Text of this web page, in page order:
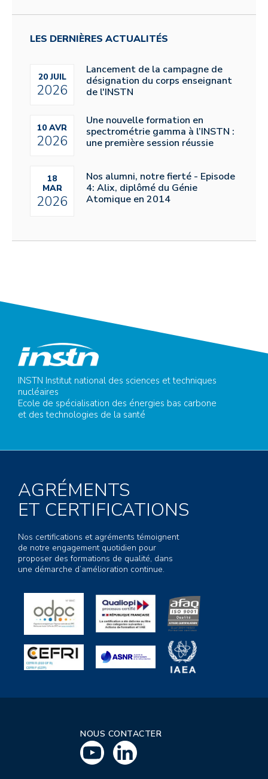
LES DERNIÈRES ACTUALITÉS
20 JUIL
2026
Lancement de la campagne de
désignation du corps enseignant
de l'INSTN
10 AVR
2026
Une nouvelle formation en
spectrométrie gamma à l’INSTN :
une première session réussie
18
MAR
2026
Nos alumni, notre fierté - Episode
4: Alix, diplômé du Génie
Atomique en 2014
INSTN Institut national des sciences et techniques
nucléaires
Ecole de spécialisation des énergies bas carbone
et des technologies de la santé
AGRÉMENTS
ET CERTIFICATIONS
Nos certifications et agréments témoignent
de notre engagement quotidien pour
proposer des formations de qualité, dans
une démarche d’amélioration continue.
NOUS CONTACTER